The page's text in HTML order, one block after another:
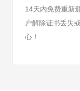
14天内免费重新
户解除证书丢失
心！